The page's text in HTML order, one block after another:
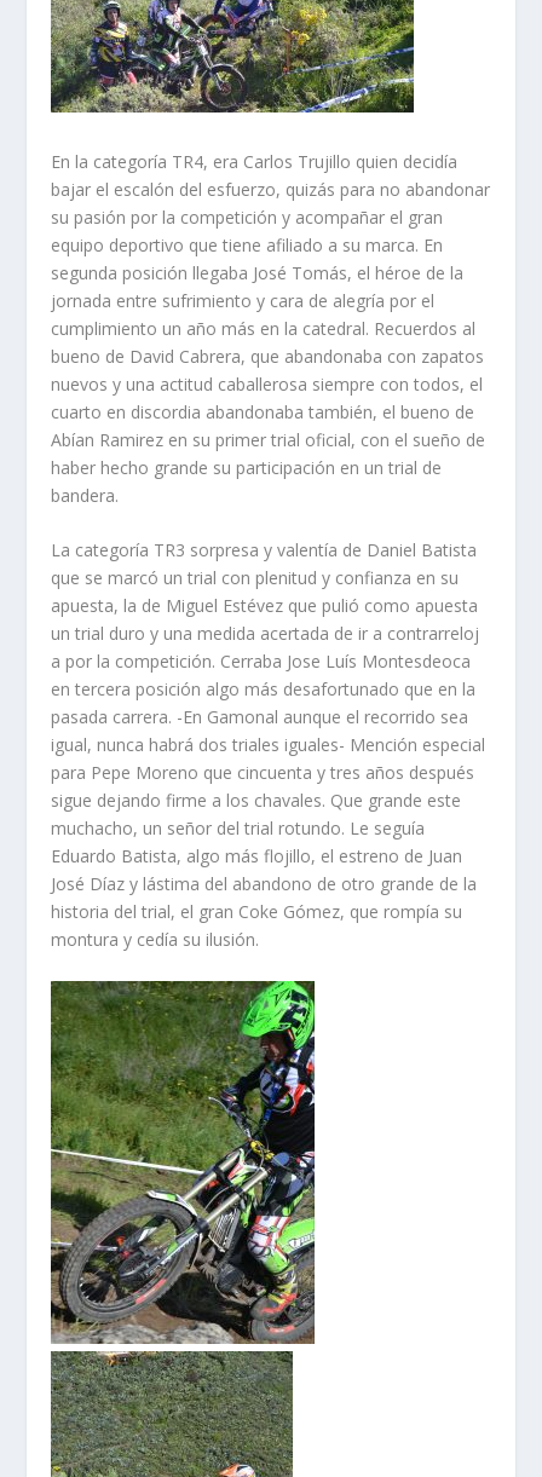
En la categoría TR4, era Carlos Trujillo quien decidía
bajar el escalón del esfuerzo, quizás para no abandonar
su pasión por la competición y acompañar el gran
equipo deportivo que tiene afiliado a su marca. En
segunda posición llegaba José Tomás, el héroe de la
jornada entre sufrimiento y cara de alegría por el
cumplimiento un año más en la catedral. Recuerdos al
bueno de David Cabrera, que abandonaba con zapatos
nuevos y una actitud caballerosa siempre con todos, el
cuarto en discordia abandonaba también, el bueno de
Abían Ramirez en su primer trial oficial, con el sueño de
haber hecho grande su participación en un trial de
bandera.
La categoría TR3 sorpresa y valentía de Daniel Batista
que se marcó un trial con plenitud y confianza en su
apuesta, la de Miguel Estévez que pulió como apuesta
un trial duro y una medida acertada de ir a contrarreloj
a por la competición. Cerraba Jose Luís Montesdeoca
en tercera posición algo más desafortunado que en la
pasada carrera. -En Gamonal aunque el recorrido sea
igual, nunca habrá dos triales iguales- Mención especial
para Pepe Moreno que cincuenta y tres años después
sigue dejando firme a los chavales. Que grande este
muchacho, un señor del trial rotundo. Le seguía
Eduardo Batista, algo más flojillo, el estreno de Juan
José Díaz y lástima del abandono de otro grande de la
historia del trial, el gran Coke Gómez, que rompía su
montura y cedía su ilusión.